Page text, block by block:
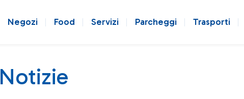
Negozi Food Servizi Parcheggi Trasporti
Notizie